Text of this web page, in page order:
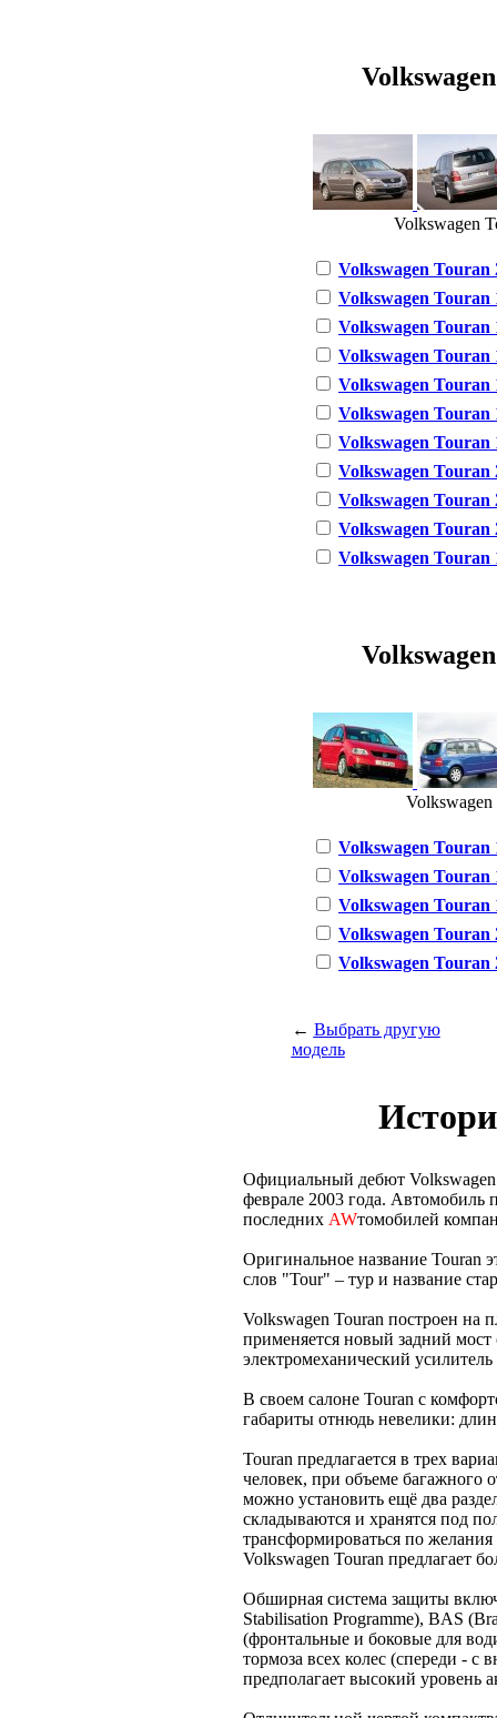
Volkswagen
Volkswagen Touran
Volkswagen Touran
Volkswagen Touran
Volkswagen Touran
Volkswagen
Volkswagen
Volkswagen Touran
Volkswagen Touran
Volkswagen
Volkswagen
Volkswagen Touran
Volkswagen Touran
Volkswagen Touran
Volkswagen Touran
Volkswagen Touran
Volkswagen Touran
← Выбрать другую
модель
Официальный дебют Volkswagen
феврале 2003 года.
последних AWтомобилей
Оригинальное название Touran
слов "Tour" – тур и название
Volkswagen Touran построен
применяется новый задний
электромеханический
В своем салоне Touran с
габариты отнюдь невелики:
Touran предлагается в трех
человек, при объеме багажного
можно установить ещё два
складываются и хранятся под
трансформироваться по
Volkswagen Touran предлагает
Обширная система защиты
Stabilisation Programme), BAS
(фронтальные и боковые для
тормоза всех колес (спереди -
предполагает высокий уровень